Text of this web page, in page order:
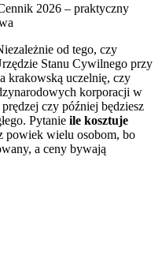
2026 – praktyczny
od tego, czy
Stanu Cywilnego przy
krakowską uczelnię, czy
korporacji w
czy później będziesz
Pytanie ile kosztuje
powiek wielu osobom, bo
a ceny bywają